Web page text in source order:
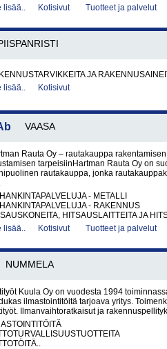
lisää..
Kotisivut Tuotteet ja palvelut
JA
lisää..
Kotisivut
VAASA
Rauta Oy – rautakauppa
tarpeisiinHartman Rauta Oy on
rautakauppa, jonka
- METALLI
- RAKENNUS
HITSAUSLAITTEITA JA
lisää..
Kotisivut Tuotteet ja palvelut
NUMMELA
Kuula Oy on vuodesta 1994
ilmastointitöitä tarjoava yritys.
Ilmanvaihtoratkaisut ja